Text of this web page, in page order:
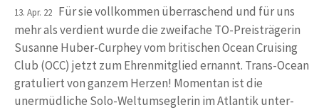
13. Apr. 22 Für sie vollkommen überraschend und für uns
mehr als verdient wurde die zwei­fache TO-Preis­trägerin
Susanne Huber-Curphey vom briti­schen Ocean Cruising
Club (OCC) jetzt zum Ehren­mitglied ernannt. Trans-Ocean
gratuliert von ganzem Herzen! Momentan ist die
unermüdliche Solo-Welt­umseg­lerin im Atlantik unter­